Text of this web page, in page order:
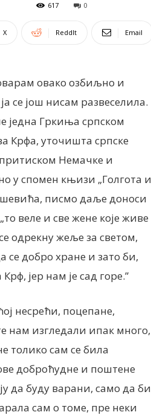
617 0
X ReddIt Email
овако озбиљно и
се још нисам развеселила.
једна Гркиња српском
Крфа, уточишта српске
притиском Немачке и
у спомен књизи „Голгота и
писмо даље доноси
веле и све жене које живе
одрекну жеље за светом,
добро хране и зато би,
јер нам је сад горе.”
несрећи, поцепане,
нам изгледали ипак много,
толико сам се била
доброћудне и поштене
да буду варани, само да би
сам о томе, пре неки